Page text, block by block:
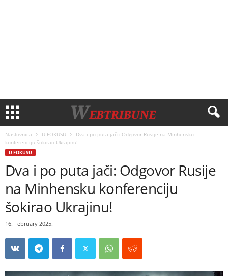
Naslovnica U FOKUSU
Dva i po puta jači: Odgovor Rusije na Minhensku
konferenciju šokirao Ukrajinu!
U FOKUSU
Dva i po puta jači: Odgovor Rusije
na Minhensku konferenciju
šokirao Ukrajinu!
16. February 2025.